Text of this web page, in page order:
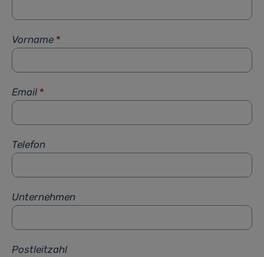
Vorname *
Email *
Telefon
Unternehmen
Postleitzahl